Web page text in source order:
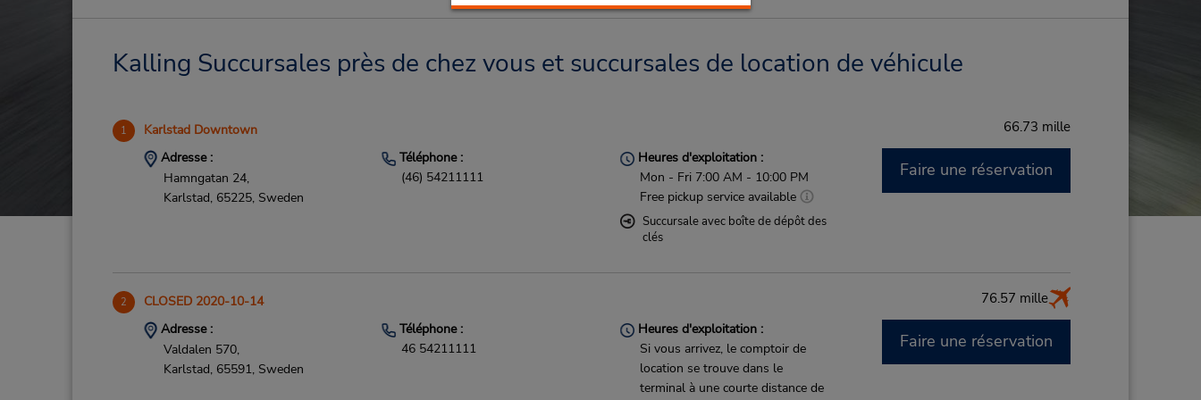
Kalling Succursales près de chez vous et succursales de location de véhicule
1 Karlstad Downtown 66.73 mille
Adresse :
Hamngatan 24,
Karlstad, 65225, Sweden
Téléphone :
(46) 54211111
Heures d'exploitation :
Mon - Fri 7:00 AM - 10:00 PM
Free pickup service available
Succursale avec boîte de dépôt des
clés
Faire une réservation
2 CLOSED 2020-10-14 76.57 mille
Adresse :
Valdalen 570,
Karlstad, 65591, Sweden
Téléphone :
46 54211111
Heures d'exploitation :
Si vous arrivez, le comptoir de
location se trouve dans le
terminal à une courte distance de
Faire une réservation